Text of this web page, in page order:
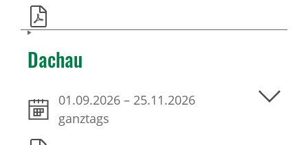
Dachau
01.09.2026 – 25.11.2026
ganztags